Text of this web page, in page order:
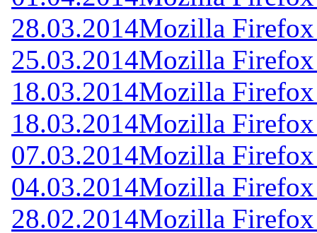
28.03.2014Mozilla
25.03.2014Mozilla
18.03.2014Mozilla
18.03.2014Mozilla
07.03.2014Mozilla
04.03.2014Mozilla
28.02.2014Mozilla